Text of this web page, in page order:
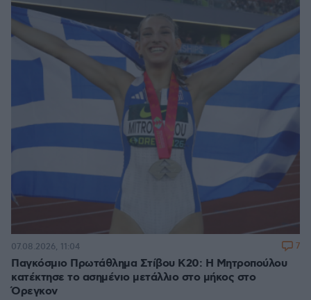
Παγκόσμιο Πρωτάθλημα Στίβου Κ20: Η Μητροπούλου
κατέκτησε το ασημένιο μετάλλιο στο μήκος στο
Όρεγκον
07.08.2026, 11:04 7